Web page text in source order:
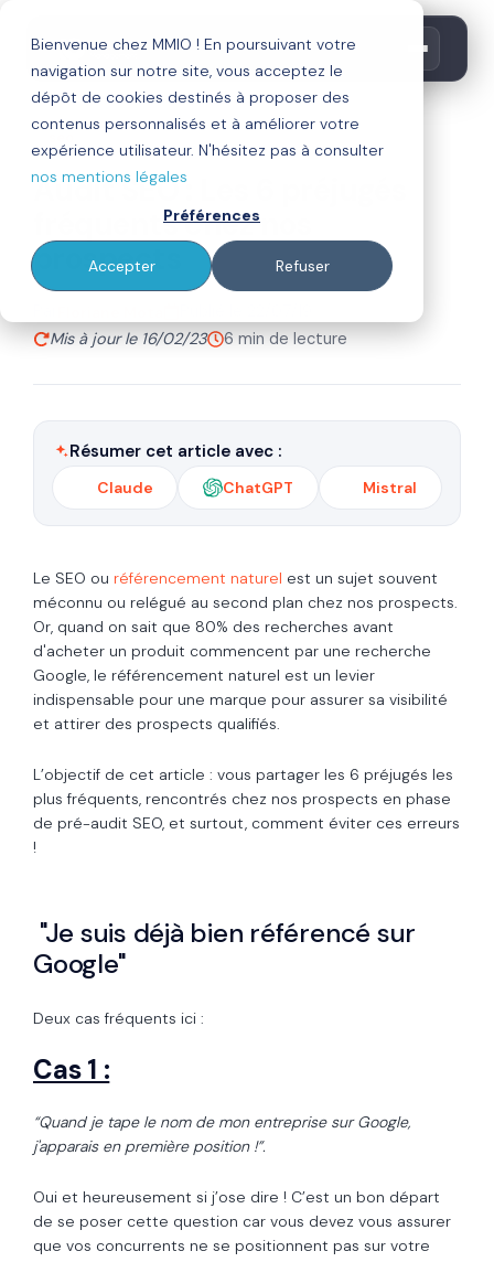
Bienvenue chez MMIO ! En poursuivant votre
navigation sur notre site, vous acceptez le
dépôt de cookies destinés à proposer des
contenus personnalisés et à améliorer votre
expérience utilisateur. N'hésitez pas à consulter
nos mentions légales
Préférences
Accepter Refuser
Audit SEO : Les 6 préjugés
fréquents chez nos
prospects
Mis à jour le 16/02/23
6 min de lecture
Résumer cet article avec :
Claude ChatGPT Mistral
Le SEO ou référencement naturel est un sujet souvent
méconnu ou relégué au second plan chez nos prospects.
Or, quand on sait que 80% des recherches avant
d'acheter un produit commencent par une recherche
Google, le référencement naturel est un levier
indispensable pour une marque pour assurer sa visibilité
et attirer des prospects qualifiés.
L’objectif de cet article : vous partager les 6 préjugés les
plus fréquents, rencontrés chez nos prospects en phase
de pré-audit SEO, et surtout, comment éviter ces erreurs
!
"Je suis déjà bien référencé sur
Google"
Deux cas fréquents ici :
Cas 1 :
“Quand je tape le nom de mon entreprise sur Google,
j'apparais en première position !”.
Oui et heureusement si j’ose dire ! C’est un bon départ
de se poser cette question car vous devez vous assurer
que vos concurrents ne se positionnent pas sur votre